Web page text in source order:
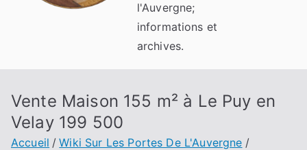
l'Auvergne;
informations et
archives.
Vente Maison 155 m² à Le Puy en
Velay 199 500
Accueil
Wiki Sur Les Portes De L'Auvergne